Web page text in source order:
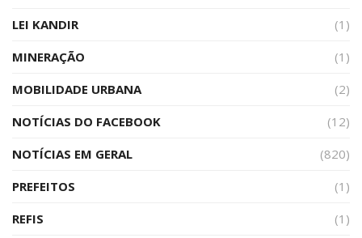
LEI KANDIR
(1)
MINERAÇÃO
(1)
MOBILIDADE URBANA
(2)
NOTÍCIAS DO FACEBOOK
(12)
NOTÍCIAS EM GERAL
(820)
PREFEITOS
(1)
REFIS
(1)